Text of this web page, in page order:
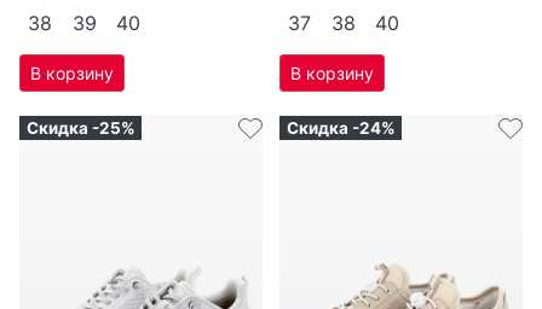
38 39 40 37 38 40
Скидка -25% Скидка -24%